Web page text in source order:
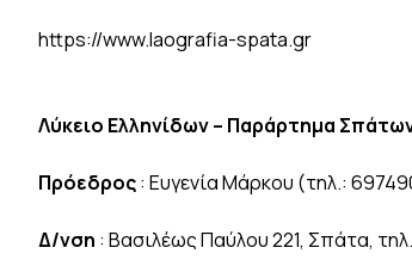
https://www.laografia-spata.gr
Λύκειο Ελληνίδων – Παράρτημα
Πρόεδρος: Ευγενία Μάρκου (τηλ.:
Δ/νση : Βασιλέως Παύλου 221, Σπάτα,